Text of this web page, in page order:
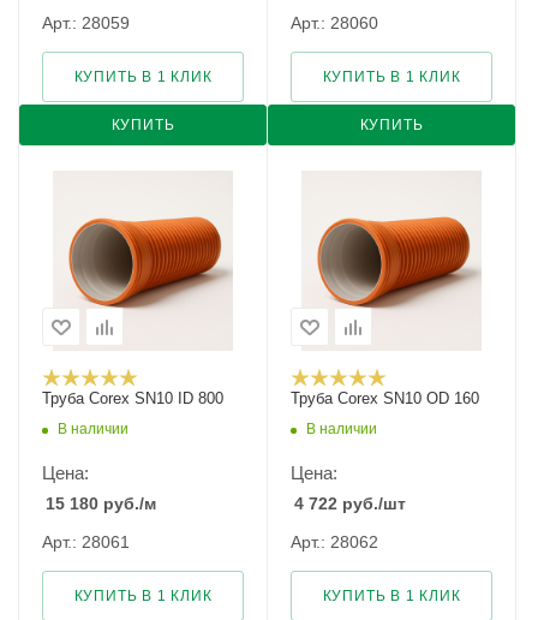
Арт.: 28059
КУПИТЬ
КУПИТЬ В 1 КЛИК
Арт.: 28060
КУПИТЬ
КУПИТЬ В 1 КЛИК
Труба Corex SN10 ID 800
В наличии
Цена:
15 180 руб./м
Арт.: 28061
КУПИТЬ В 1 КЛИК
Труба Corex SN10 ОD 160
В наличии
Цена:
4 722 руб./шт
Арт.: 28062
КУПИТЬ В 1 КЛИК